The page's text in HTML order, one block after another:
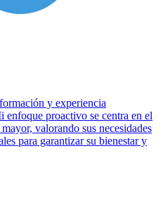
y experiencia
enfoque proactivo se centra en el
valorando sus necesidades
para garantizar su bienestar y